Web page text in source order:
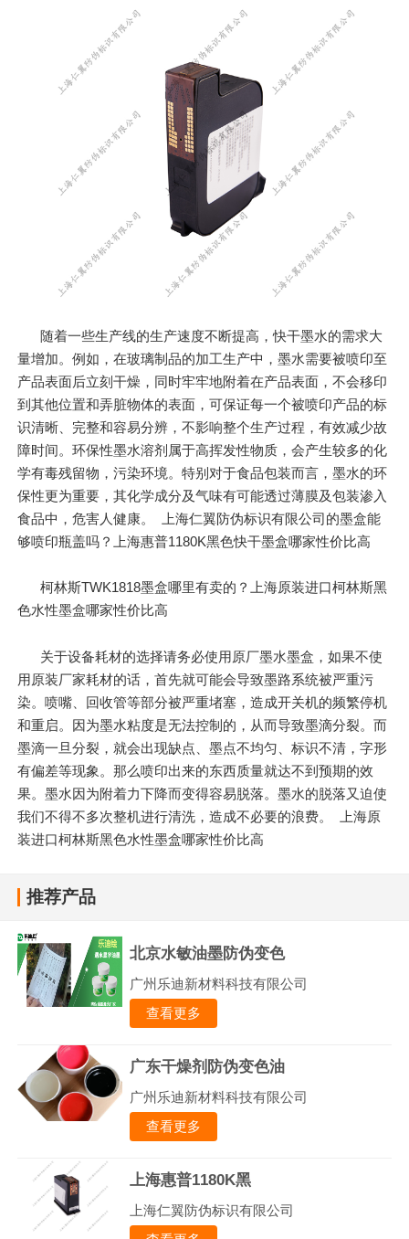
随着一些生产线的生产速度不断提高，快干墨水的需求大
量增加。例如，在玻璃制品的加工生产中，墨水需要被喷印至
产品表面后立刻干燥，同时牢牢地附着在产品表面，不会移印
到其他位置和弄脏物体的表面，可保证每一个被喷印产品的标
识清晰、完整和容易分辨，不影响整个生产过程，有效减少故
障时间。环保性墨水溶剂属于高挥发性物质，会产生较多的化
学有毒残留物，污染环境。特别对于食品包装而言，墨水的环
保性更为重要，其化学成分及气味有可能透过薄膜及包装渗入
食品中，危害人健康。 上海仁翼防伪标识有限公司的墨盒能
够喷印瓶盖吗？上海惠普1180K黑色快干墨盒哪家性价比高
柯林斯TWK1818墨盒哪里有卖的？上海原装进口柯林斯黑
色水性墨盒哪家性价比高
关于设备耗材的选择请务必使用原厂墨水墨盒，如果不使
用原装厂家耗材的话，首先就可能会导致墨路系统被严重污
染。喷嘴、回收管等部分被严重堵塞，造成开关机的频繁停机
和重启。因为墨水粘度是无法控制的，从而导致墨滴分裂。而
墨滴一旦分裂，就会出现缺点、墨点不均匀、标识不清，字形
有偏差等现象。那么喷印出来的东西质量就达不到预期的效
果。墨水因为附着力下降而变得容易脱落。墨水的脱落又迫使
我们不得不多次整机进行清洗，造成不必要的浪费。 上海原
装进口柯林斯黑色水性墨盒哪家性价比高
推荐产品
北京水敏油墨防伪变色
广州乐迪新材料科技有限公司
查看更多
广东干燥剂防伪变色油
广州乐迪新材料科技有限公司
查看更多
上海惠普1180K黑
上海仁翼防伪标识有限公司